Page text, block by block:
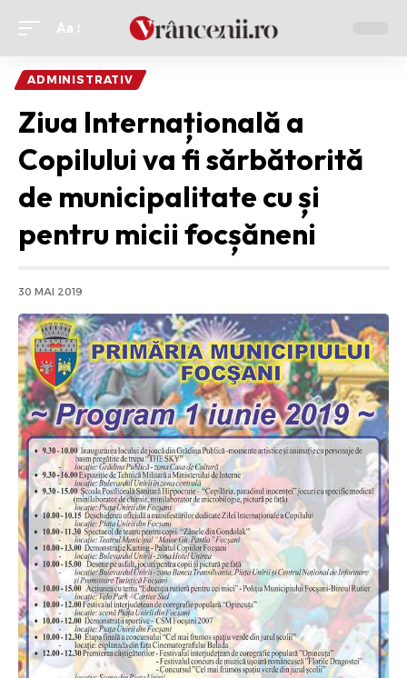
Ajustor
font
Aa
ADMINISTRATIV
Ziua Internațională a
Copilului va fi sărbătorită
de municipalitate cu și
pentru micii focșăneni
30 MAI 2019